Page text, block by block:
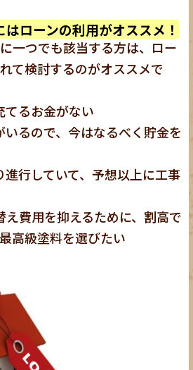
ローンの利用がオススメ！
一つでも該当する方は、ロー
て検討するのがオススメで
てるお金がない
るので、今はなるべく貯金を
行していて、予想以上に工事
費用を抑えるために、割高で
高級塗料を選びたい